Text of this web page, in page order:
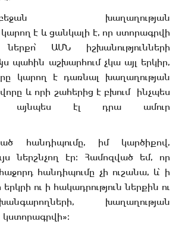
Ադրբեջան խաղաղության
է և ցանկալի է, որ ստորագրվի
ԱՄՆ իշխանությունների
պահին աշխարհում չկա այլ երկիր,
կարող է դառնալ խաղաղության
և որի շահերից է բխում ինչպես
այնպես էլ դրա ամուր
հանդիպումը, իմ կարծիքով,
ներշնչող էր։ Համոզված եմ, որ
հանդիպումը չի ուշանա, և՝ ի
երկրի ու ի հակադրություն ներքին ու
խաղաղության